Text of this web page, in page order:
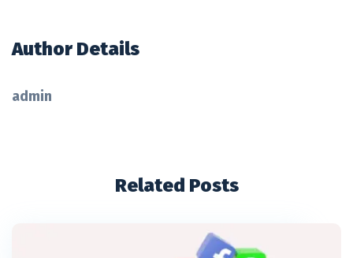
Author Details
admin
Related Posts